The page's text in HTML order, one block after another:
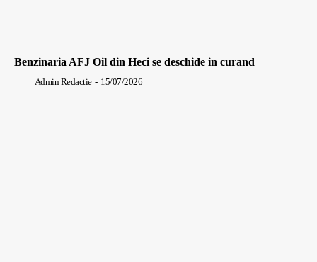
Benzinaria AFJ Oil din Heci se deschide in curand
Admin Redactie - 15/07/2026